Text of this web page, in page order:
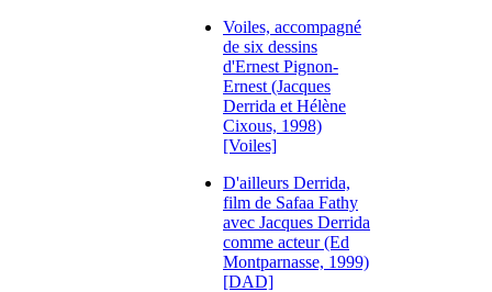
Voiles, accompagné
de six dessins
d'Ernest Pignon-
Ernest (Jacques
Derrida et Hélène
Cixous, 1998)
[Voiles]
D'ailleurs Derrida,
film de Safaa Fathy
avec Jacques Derrida
comme acteur (Ed
Montparnasse, 1999)
[DAD]